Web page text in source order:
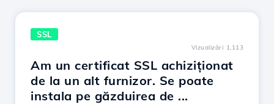
SSL
Vizualizări 1,113
Am un certificat SSL achiziționat
de la un alt furnizor. Se poate
instala pe găzduirea de ...